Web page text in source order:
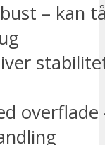
– kan
overflade